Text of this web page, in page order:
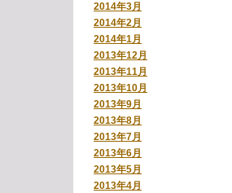
2014年3月
2014年2月
2014年1月
2013年12月
2013年11月
2013年10月
2013年9月
2013年8月
2013年7月
2013年6月
2013年5月
2013年4月